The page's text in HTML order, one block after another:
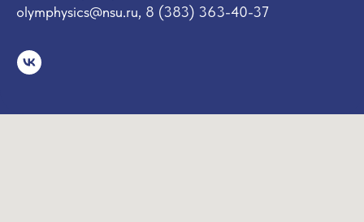
olymphysics@nsu.ru, 8 (383) 363-40-37